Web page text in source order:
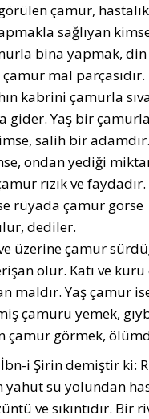
çamur,
sağlıyan
bina yapmak,
mal parçasıdır.
kabrini çamurla
gider. Yaş bir
salih bir
ondan yediği
rızık ve faydadır.
rüyada çamur görse
dediler.
üzerine çamur
olur. Katı ve
maldır. Yaş çamur
çamuru yemek,
çamur görmek,
i Şirin demiştir ki:
su yolundan
ve sıkıntıdır. Bir